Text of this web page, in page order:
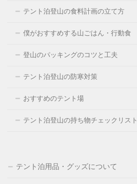
テント泊登山の食料計画の立て方
僕がおすすめする山ごはん・行動食
登山のパッキングのコツと工夫
テント泊登山の防寒対策
おすすめのテント場
テント泊登山の持ち物チェックリスト
テント泊用品・グッズについて